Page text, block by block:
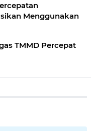
Menggunakan
TMMD Percepat